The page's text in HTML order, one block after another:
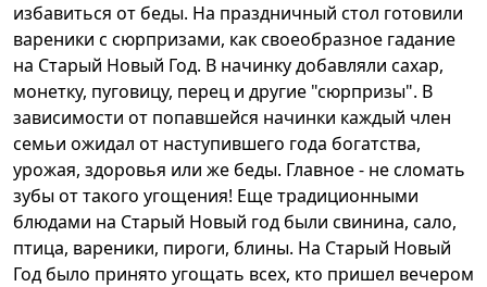
избавиться от беды. На праздничный стол готовили
вареники с сюрпризами, как своеобразное гадание
на Старый Новый Год. В начинку добавляли сахар,
монетку, пуговицу, перец и другие "сюрпризы". В
зависимости от попавшейся начинки каждый член
семьи ожидал от наступившего года богатства,
урожая, здоровья или же беды. Главное - не сломать
зубы от такого угощения! Еще традиционными
блюдами на Старый Новый год были свинина, сало,
птица, вареники, пироги, блины. На Старый Новый
Год было принято угощать всех, кто пришел вечером